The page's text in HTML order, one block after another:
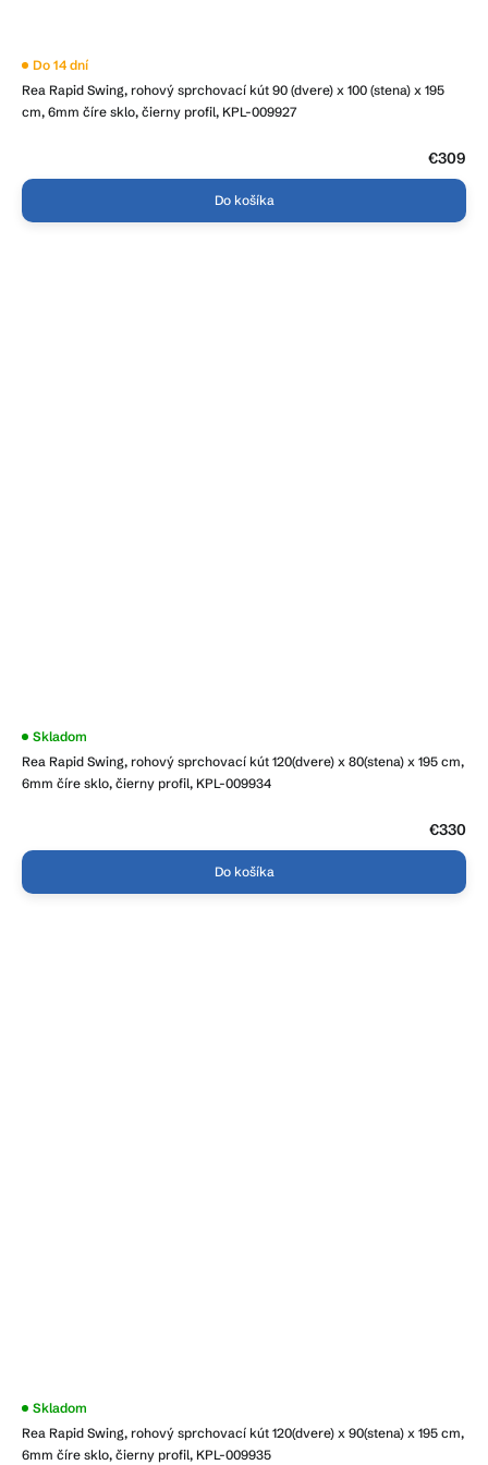
Rea Rapid Swing, rohový sprchovací kút 90 (dvere) x 100 (stena) x 195
cm, 6mm číre sklo, čierny profil, KPL-009927
Do 14 dní
€309
Do košíka
Rea Rapid Swing, rohový sprchovací kút 120(dvere) x 80(stena) x 195 cm,
6mm číre sklo, čierny profil, KPL-009934
Skladom
€330
Do košíka
Rea Rapid Swing, rohový sprchovací kút 120(dvere) x 90(stena) x 195 cm,
6mm číre sklo, čierny profil, KPL-009935
Skladom